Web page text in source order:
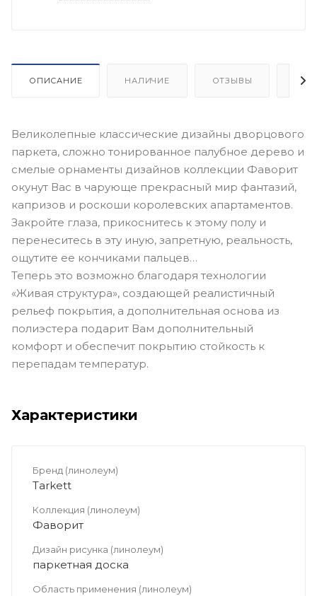
ОПИСАНИЕ НАЛИЧИЕ ОТЗЫВЫ
Великолепные классические дизайны дворцового
паркета, сложно тонированное палубное дерево и
смелые орнаменты дизайнов коллекции Фаворит
окунут Вас в чарующе прекрасный мир фантазий,
капризов и роскоши королевских апартаментов.
Закройте глаза, прикоснитесь к этому полу и
перенеситесь в эту иную, запретную, реальность,
ощутите ее кончиками пальцев…
Теперь это возможно благодаря технологии
«Живая структура», создающей реалистичный
рельеф покрытия, а дополнительная основа из
полиэстера подарит Вам дополнительный
комфорт и обеспечит покрытию стойкость к
перепадам температур.
Характеристики
Бренд (линолеум)
Tarkett
Коллекция (линолеум)
Фаворит
Дизайн рисунка (линолеум)
паркетная доска
Область применения (линолеум)